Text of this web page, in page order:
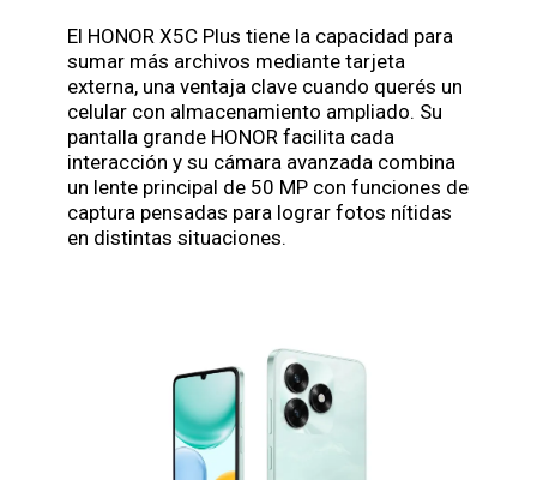
El HONOR X5C Plus tiene la capacidad para
sumar más archivos mediante tarjeta
externa, una ventaja clave cuando querés un
celular con almacenamiento ampliado. Su
pantalla grande HONOR facilita cada
interacción y su cámara avanzada combina
un lente principal de 50 MP con funciones de
captura pensadas para lograr fotos nítidas
en distintas situaciones.